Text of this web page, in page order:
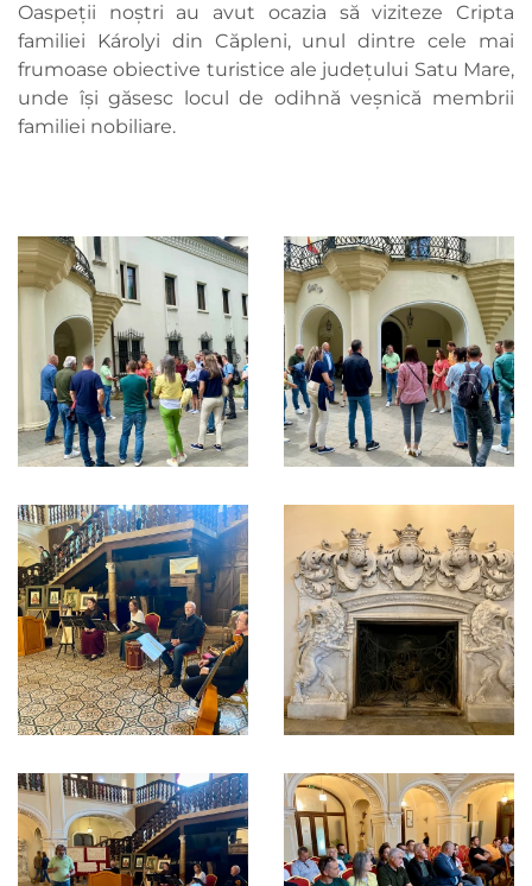
Oaspeții noștri au avut ocazia să viziteze Cripta
familiei Károlyi din Căpleni, unul dintre cele mai
frumoase obiective turistice ale judeţului Satu Mare,
unde își găsesc locul de odihnă veșnică membrii
familiei nobiliare.